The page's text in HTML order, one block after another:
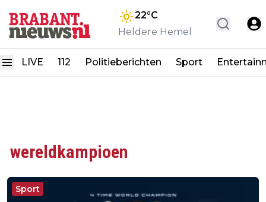
22°C
Heldere Hemel
LIVE 112 Politieberichten Sport
wereldkampioen
Sport